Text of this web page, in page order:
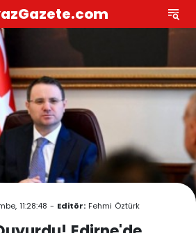
11:28:48 - Editör: Fehmi Öztürk